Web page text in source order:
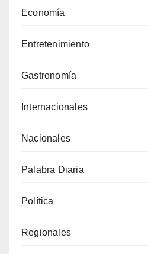
Economía
Entretenimiento
Gastronomía
Internacionales
Nacionales
Palabra Diaria
Política
Regionales